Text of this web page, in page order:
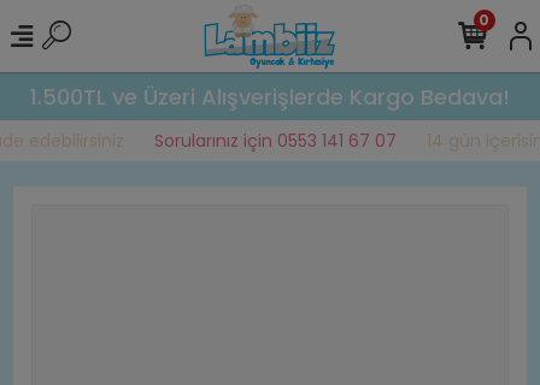
1.500TL ve Üzeri Alışverişlerde Kargo Bedava!
edebilirsiniz Sorularınız için 0553 141 67 07 14 gün
0